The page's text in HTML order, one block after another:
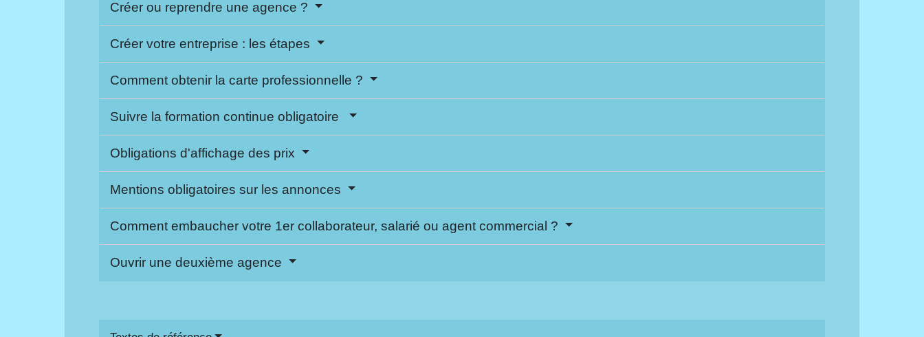
Créer ou reprendre une agence ?
Créer votre entreprise : les étapes
Comment obtenir la carte professionnelle ?
Suivre la formation continue obligatoire
Obligations d'affichage des prix
Mentions obligatoires sur les annonces
Comment embaucher votre 1er collaborateur, salarié ou agent commercial ?
Ouvrir une deuxième agence